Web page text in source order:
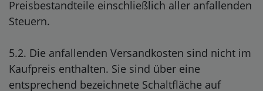
Preisbestandteile einschließlich aller anfallenden
Steuern.
5.2. Die anfallenden Versandkosten sind nicht im
Kaufpreis enthalten. Sie sind über eine
entsprechend bezeichnete Schaltfläche auf